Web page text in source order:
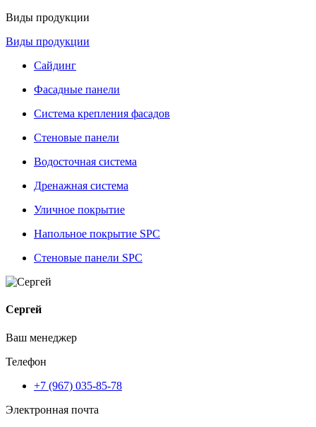
Виды продукции
Виды продукции
Сайдинг
Фасадные панели
Система крепления фасадов
Стеновые панели
Водосточная система
Дренажная система
Уличное покрытие
Напольное покрытие SPC
Стеновые панели SPC
Сергей
Ваш менеджер
Телефон
+7 (967) 035-85-78
Электронная почта